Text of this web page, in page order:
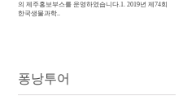
의 제주홍보부스를 운영하였습니다.1. 2019년 제74회
한국생물과학..
퐁낭투어